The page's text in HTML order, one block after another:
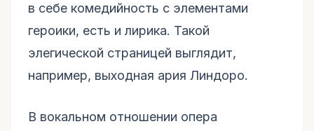
в себе комедийность с элементами
героики, есть и лирика. Такой
элегической страницей выглядит,
например, выходная ария Линдоро.
В вокальном отношении опера